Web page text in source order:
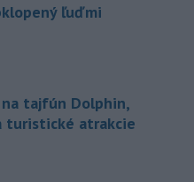
ľuďmi
na tajfún Dolphin,
turistické atrakcie